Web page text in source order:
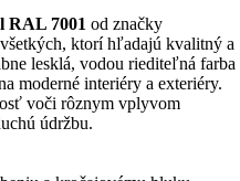
RAL 7001 od značky
ktorí hľadajú kvalitný a
lesklá, vodou riediteľná farba
moderné interiéry a exteriéry.
voči rôznym vplyvom
údržbu.